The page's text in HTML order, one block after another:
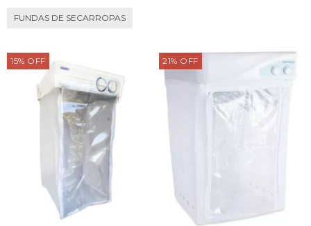
FUNDAS DE SECARROPAS
15% OFF 21% OFF